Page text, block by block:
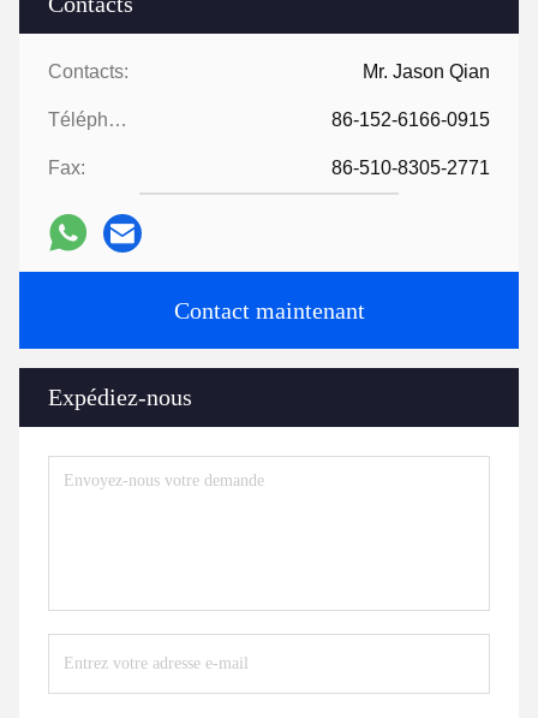
Contacts: Mr. Jason Qian
Téléphone: 86-152-6166-0915
Fax: 86-510-8305-2771
Contact maintenant
Expédiez-nous